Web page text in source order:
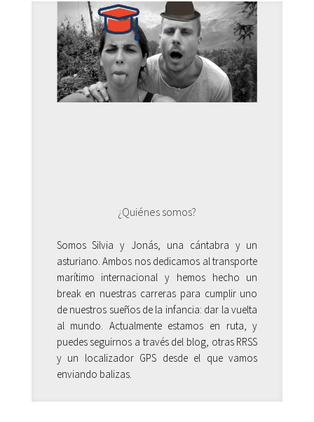
¿Quiénes somos?
Somos Silvia y Jonás, una cántabra y un
asturiano. Ambos nos dedicamos al transporte
marítimo internacional y hemos hecho un
break en nuestras carreras para cumplir uno
de nuestros sueños de la infancia: dar la vuelta
al mundo. Actualmente estamos en ruta, y
puedes seguirnos a través del blog, otras RRSS
y un localizador GPS desde el que vamos
enviando balizas.